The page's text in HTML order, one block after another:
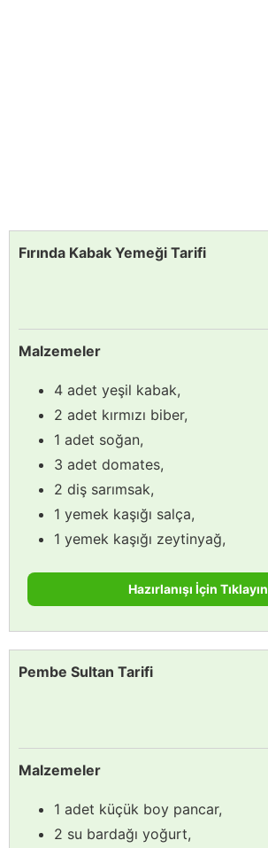
Fırında Kabak Yemeği Tarifi
Malzemeler
4 adet yeşil kabak,
2 adet kırmızı biber,
1 adet soğan,
3 adet domates,
2 diş sarımsak,
1 yemek kaşığı salça,
1 yemek kaşığı zeytinyağ,
Hazırlanışı İçin Tıklayın
Pembe Sultan Tarifi
Malzemeler
1 adet küçük boy pancar,
2 su bardağı yoğurt,